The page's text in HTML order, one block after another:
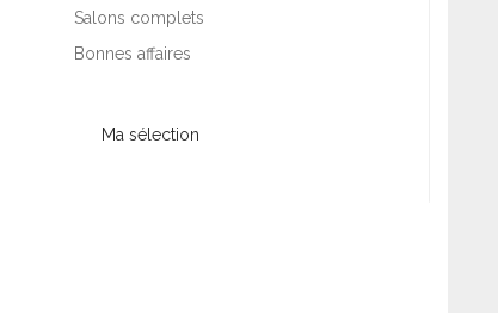
Salons complets
Bonnes affaires
Ma sélection